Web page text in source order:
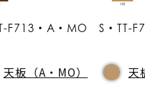
F713・A・MO
天板（A・MO）
S・TT-
天